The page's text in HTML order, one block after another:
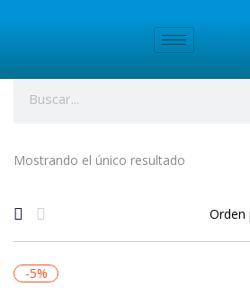
Mostrando el único resultado
-5%